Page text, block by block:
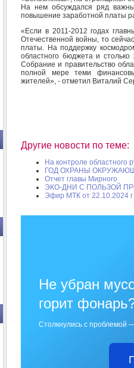
На нем обсуждался ряд
повышение заработной платы
«Если в 2011-2012 годах
Отечественной войны, то
платы. На поддержку
областного бюджета и
Собрание и правительство
полной мере теми
жителей», - отметил Виталий
Другие новости по теме:
На контроле областного
ГОД ОХРАНЫ
Отчет главы Мирного
ЭКО-ДНИ С ПОЛЬЗОЙ
Эфир МТК от 22.10.2024 г
Не убран
горит
Столкнулись с проблемой